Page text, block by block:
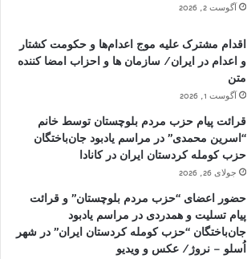
آگوست 2, 2026
اقدام مشترک علیه موج اعدام‌ها و حکومت کشتار
و اعدام در ایران/ سازمان ها و احزاب امضا کننده
متن
آگوست 1, 2026
قرائت پیام حزب مردم بلوچستان توسط خانم
“اسرین محمدی” در مراسم یادبود جان‌باختگان
حزب کومله کردستان ایران در کانادا
جولای 26, 2026
حضور اعضای “حزب مردم بلوچستان” و قرائت
پیام تسلیت و همدردی در مراسم یادبود
جان‌باختگان “حزب کومله کردستان ایران” در شهر
اُسلو – نروژ/ عکس و ویدیو